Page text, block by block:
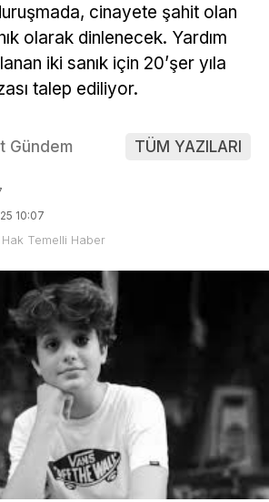
cinayete şahit olan
olarak dinlenecek. Yardım
iki sanık için 20’şer yıla
talep ediliyor.
Gündem TÜM YAZILARI
10:07
Hak Temelli Haber